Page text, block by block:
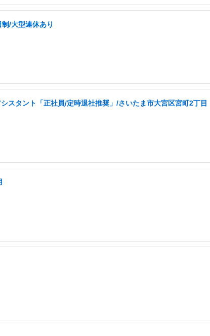
/大型連休あり
スタント「正社員/定時退社推奨」/さいたま市大宮区宮町2丁目